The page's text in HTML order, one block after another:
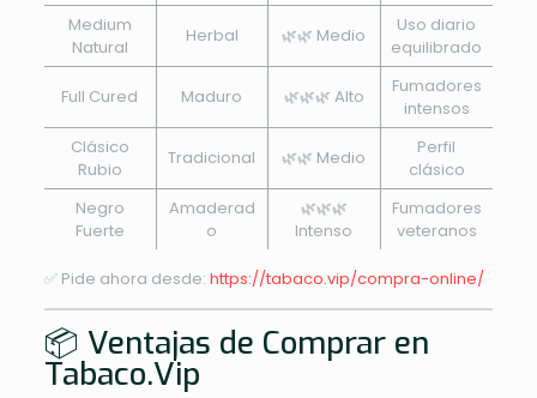
Medium
Natural
Herbal 🌿🌿 Medio
Uso diario
equilibrado
Full Cured Maduro 🌿🌿🌿 Alto
Fumadores
intensos
Clásico
Rubio
Tradicional 🌿🌿 Medio
Perfil
clásico
Negro
Fuerte
Amaderad
o
🌿🌿🌿
Intenso
Fumadores
veteranos
✅ Pide ahora desde: https://tabaco.vip/compra-online/
📦 Ventajas de Comprar en
Tabaco.Vip